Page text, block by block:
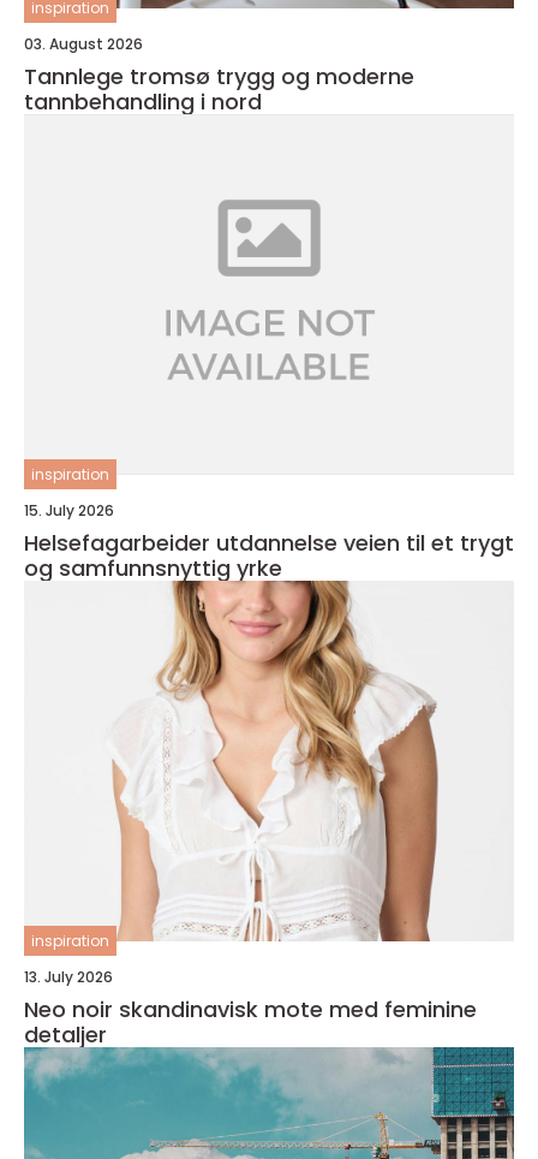
inspiration
03. August 2026
Tannlege tromsø trygg og moderne
tannbehandling i nord
inspiration
15. July 2026
Helsefagarbeider utdannelse veien til et trygt
og samfunnsnyttig yrke
inspiration
13. July 2026
Neo noir skandinavisk mote med feminine
detaljer